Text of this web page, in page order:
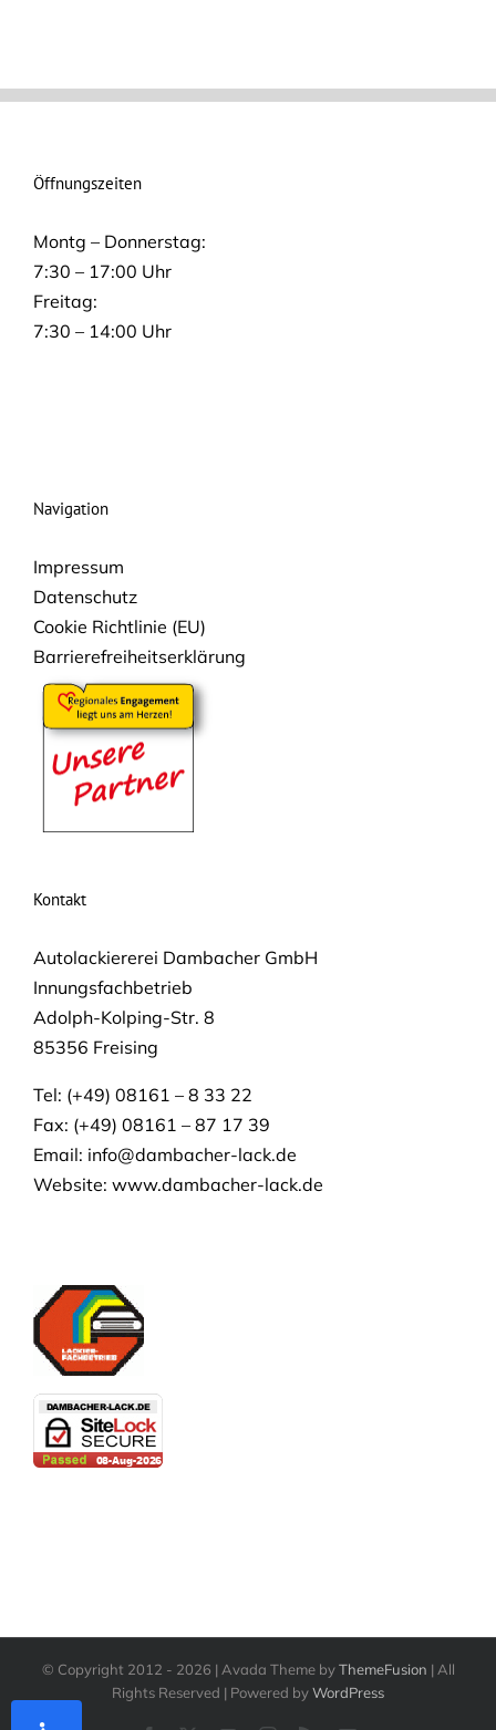
Öffnungszeiten
Montg – Donnerstag:
7:30 – 17:00 Uhr
Freitag:
7:30 – 14:00 Uhr
Navigation
Impressum
Datenschutz
Cookie Richtlinie (EU)
Barrierefreiheitserklärung
Kontakt
Autolackiererei Dambacher GmbH
Innungsfachbetrieb
Adolph-Kolping-Str. 8
85356 Freising
Tel: (+49) 08161 – 8 33 22
Fax: (+49) 08161 – 87 17 39
Email: info@dambacher-lack.de
Website: www.dambacher-lack.de
© Copyright 2012 - 2026 | Avada Theme byThemeFusion | All
Rights Reserved | Powered byWordPress